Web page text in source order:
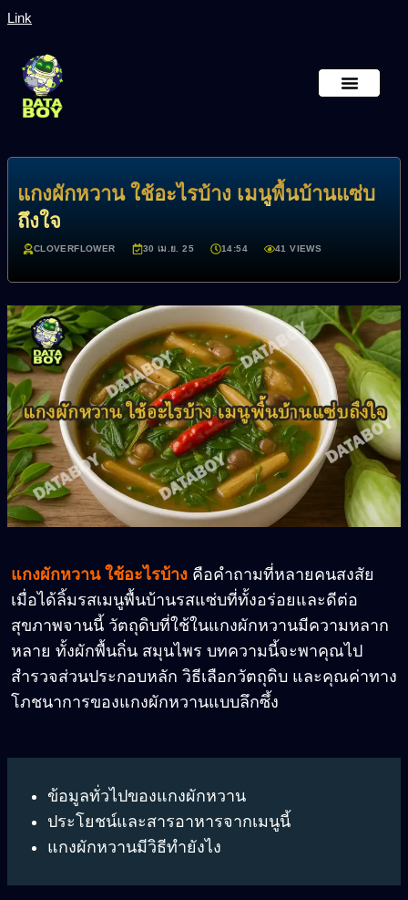
Link
แกงผักหวาน ใช้อะไรบ้าง เมนูพื้นบ้านแซ่บ
ถึงใจ
CLOVERFLOWER 30 เม.ย. 25 14:54 41 VIEWS
แกงผักหวาน ใช้อะไรบ้าง คือคำถามที่หลายคนสงสัย
เมื่อได้ลิ้มรสเมนูพื้นบ้านรสแซ่บที่ทั้งอร่อยและดีต่อ
สุขภาพจานนี้ วัตถุดิบที่ใช้ในแกงผักหวานมีความหลาก
หลาย ทั้งผักพื้นถิ่น สมุนไพร บทความนี้จะพาคุณไป
สำรวจส่วนประกอบหลัก วิธีเลือกวัตถุดิบ และคุณค่าทาง
โภชนาการของแกงผักหวานแบบลึกซึ้ง
ข้อมูลทั่วไปของแกงผักหวาน
ประโยชน์และสารอาหารจากเมนูนี้
แกงผักหวานมีวิธีทำยังไง